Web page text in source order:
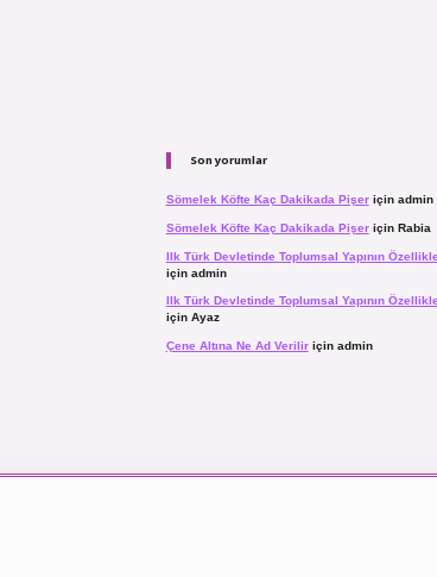
Son yorumlar
Sömelek Köfte Kaç Dakikada Pişeriçin admin
Sömelek Köfte Kaç Dakikada Pişeriçin Rabia
Ilk Türk Devletinde Toplumsal Yapının
için admin
Ilk Türk Devletinde Toplumsal Yapının
için Ayaz
Çene Altına Ne Ad Veriliriçin admin